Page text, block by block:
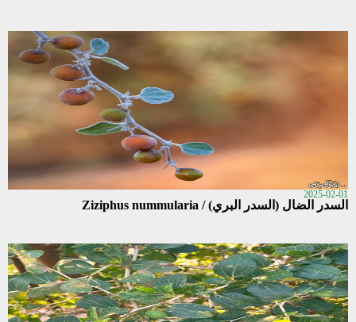
2025-02-01
السدر الضال (السدر البري) / Ziziphus nummularia